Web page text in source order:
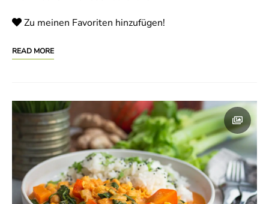
Zu meinen Favoriten hinzufügen!
READ MORE